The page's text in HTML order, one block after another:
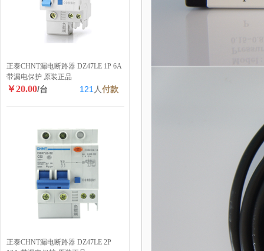
正泰CHNT漏电断路器 DZ47LE 1P 6A
带漏电保护 原装正品
￥20.00/台 121 人付款
正泰CHNT漏电断路器 DZ47LE 2P